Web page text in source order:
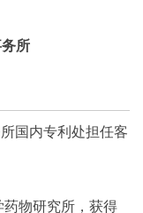
所
国内专利处担任客
物研究所，获得